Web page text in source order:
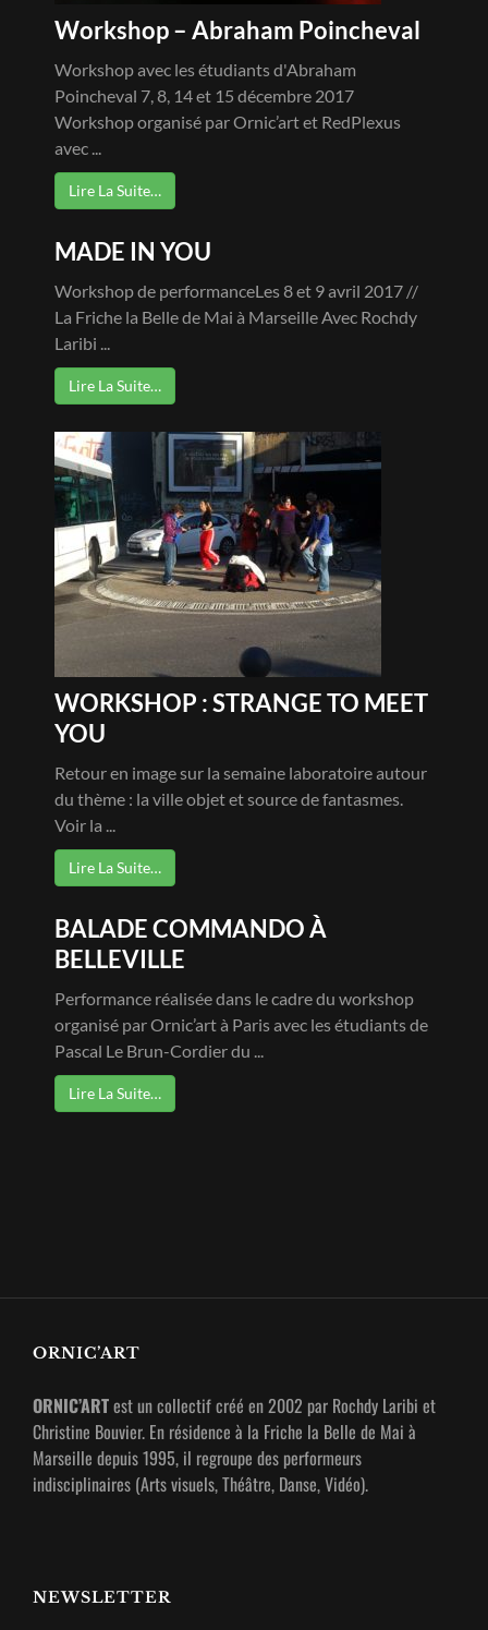
Workshop – Abraham Poincheval
Workshop avec les étudiants d'Abraham
Poincheval 7, 8, 14 et 15 décembre 2017
Workshop organisé par Ornic’art et RedPlexus
avec ...
Lire La Suite…
MADE IN YOU
Workshop de performanceLes 8 et 9 avril 2017 //
La Friche la Belle de Mai à Marseille Avec Rochdy
Laribi ...
Lire La Suite…
WORKSHOP : STRANGE TO MEET
YOU
Retour en image sur la semaine laboratoire autour
du thème : la ville objet et source de fantasmes.
Voir la ...
Lire La Suite…
BALADE COMMANDO À
BELLEVILLE
Performance réalisée dans le cadre du workshop
organisé par Ornic’art à Paris avec les étudiants de
Pascal Le Brun-Cordier du ...
Lire La Suite…
ORNIC’ART
ORNIC’ARTest un collectif créé en 2002 par Rochdy Laribi et
Christine Bouvier. En résidence à la Friche la Belle de Mai à
Marseille depuis 1995, il regroupe des performeurs
indisciplinaires (Arts visuels, Théâtre, Danse, Vidéo).
NEWSLETTER